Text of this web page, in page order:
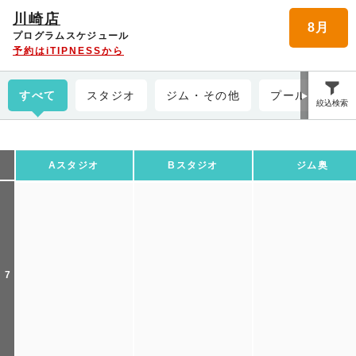
川崎店
プログラムスケジュール
予約はiTIPNESSから
8月
すべて スタジオ ジム・その他 プール
絞込検索
7
Aスタジオ Bスタジオ ジム奥